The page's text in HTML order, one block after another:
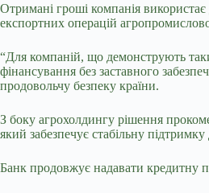
Отримані гроші компанія використає
експортних операцій
“Для компаній, що демонструють
фінансування без заставного
продовольчу безпеку країни.
З боку агрохолдингу рішення
який забезпечує стабільну
Банк продовжує надавати кредитну